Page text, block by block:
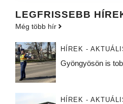
LEGFRISSEBB
Még több hír
HÍREK -
Gyöngyösön is
HÍREK -